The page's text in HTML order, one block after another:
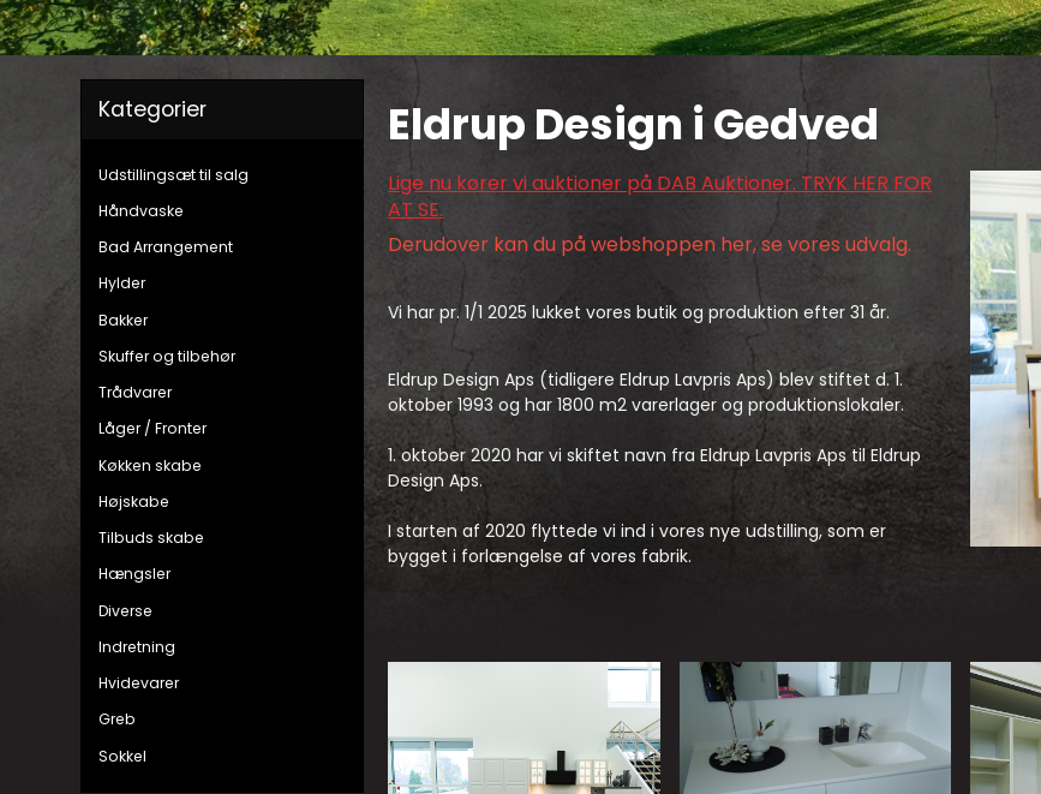
Kategorier
Udstillingsæt til salg
Håndvaske
Bad Arrangement
Hylder
Bakker
Skuffer og tilbehør
Trådvarer
Låger / Fronter
Køkken skabe
Højskabe
Tilbuds skabe
Hængsler
Diverse
Indretning
Hvidevarer
Greb
Sokkel
Eldrup Design i Gedved
Lige nu kører vi auktioner på DAB Auktioner. TRYK HER FOR
AT SE.
Derudover kan du på webshoppen her, se vores udvalg.
Vi har pr. 1/1 2025 lukket vores butik og produktion efter 31 år.
Eldrup Design Aps (tidligere Eldrup Lavpris Aps) blev stiftet d. 1.
oktober 1993 og har 1800 m2 varerlager og produktionslokaler.
1. oktober 2020 har vi skiftet navn fra Eldrup Lavpris Aps til Eldrup
Design Aps.
I starten af 2020 flyttede vi ind i vores nye udstilling, som er
bygget i forlængelse af vores fabrik.